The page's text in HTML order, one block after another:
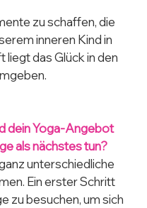
zu schaffen, die
inneren Kind in
das Glück in den
dein Yoga-Angebot
als nächstes tun?
unterschiedliche
Ein erster Schritt
zu besuchen, um sich